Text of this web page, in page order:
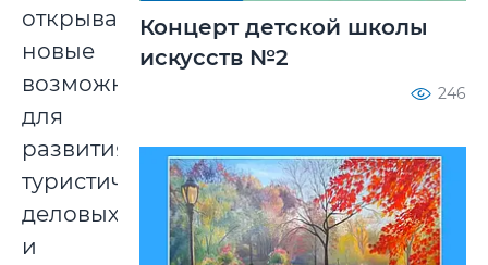
открывает
новые
возможности
для
развития
туристических,
деловых
и
Концерт детской школы
искусств №2
246